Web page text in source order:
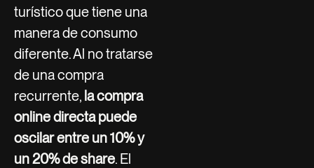
turístico que tiene una
manera de consumo
diferente. Al no tratarse
de una compra
recurrente, la compra
online directa puede
oscilar entre un 10% y
un 20% de share. El